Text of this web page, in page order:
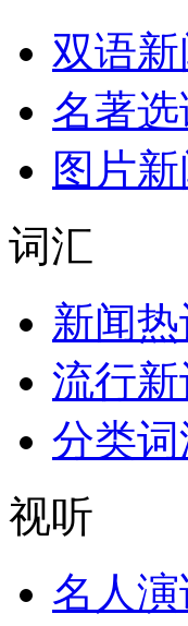
双语新
名著
图片新
词汇
新闻热
流行新
分类词
视听
名人